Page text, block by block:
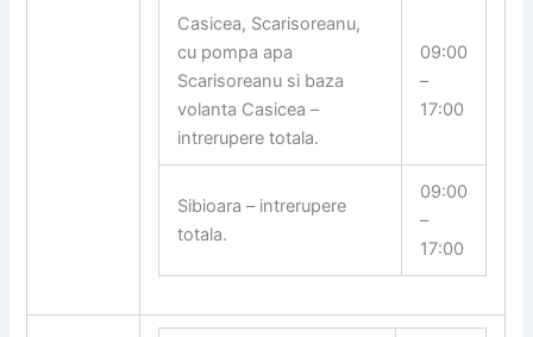
Casicea, Scarisoreanu,
cu pompa apa
Scarisoreanu si baza
volanta Casicea –
intrerupere totala.
09:00
–
17:00
Sibioara – intrerupere
totala.
09:00
–
17:00